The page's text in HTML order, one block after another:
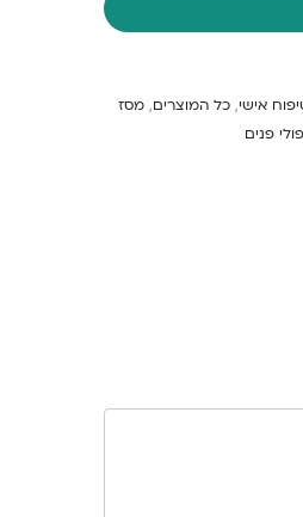
אישי, כל המוצרים, מסז
פנים